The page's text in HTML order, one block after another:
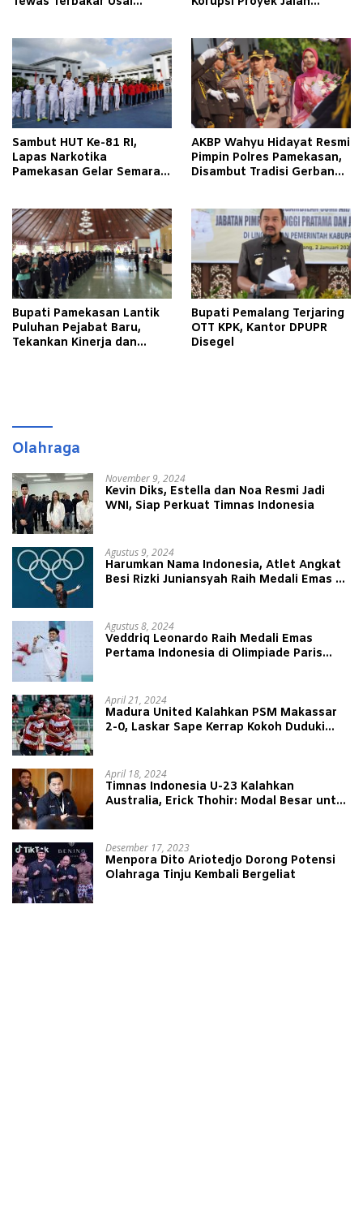
Pamekasan
Sambut HUT Ke-81 RI,
Lapas Narkotika
Pamekasan Gelar Semarak
AKBP Wahyu Hidayat Resmi
Pimpin Polres Pamekasan,
Disambut Tradisi Gerbang
Bupati Pamekasan Lantik
Puluhan Pejabat Baru,
Tekankan Kinerja dan
Bupati Pemalang Terjaring
OTT KPK, Kantor DPUPR
Disegel
Olahraga
November 9, 2024
Kevin Diks, Estella dan Noa Resmi Jadi
WNI, Siap Perkuat Timnas Indonesia
Agustus 9, 2024
Harumkan Nama Indonesia, Atlet Angkat
Besi Rizki Juniansyah Raih Medali Emas di
Agustus 8, 2024
Veddriq Leonardo Raih Medali Emas
Pertama Indonesia di Olimpiade Paris
April 21, 2024
Madura United Kalahkan PSM Makassar
2-0, Laskar Sape Kerrap Kokoh Duduki
April 18, 2024
Timnas Indonesia U-23 Kalahkan
Australia, Erick Thohir: Modal Besar untuk
Desember 17, 2023
Menpora Dito Ariotedjo Dorong Potensi
Olahraga Tinju Kembali Bergeliat